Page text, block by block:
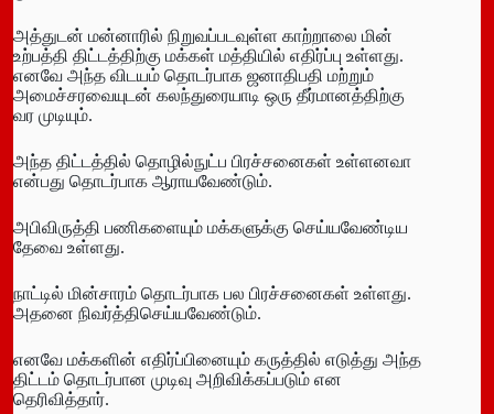
அத்துடன் மன்னாரில் நிறுவப்படவுள்ள காற்றாலை மின்
உற்பத்தி திட்டத்திற்கு மக்கள் மத்தியில் எதிர்ப்பு உள்ளது.
எனவே அந்த விடயம் தொடர்பாக ஜனாதிபதி மற்றும்
அமைச்சரவையுடன் கலந்துரையாடி ஒரு தீர்மானத்திற்கு
வர முடியும்.
அந்த திட்டத்தில் தொழில்நுட்ப பிரச்சனைகள் உள்ளனவா
என்பது தொடர்பாக ஆராயவேண்டும்.
அபிவிருத்தி பணிகளையும் மக்களுக்கு செய்யவேண்டிய
தேவை உள்ளது.
நாட்டில் மின்சாரம் தொடர்பாக பல பிரச்சனைகள் உள்ளது.
அதனை நிவர்த்திசெய்யவேண்டும்.
எனவே மக்களின் எதிர்ப்பினையும் கருத்தில் எடுத்து அந்த
திட்டம் தொடர்பான முடிவு அறிவிக்கப்படும் என
தெரிவித்தார்.